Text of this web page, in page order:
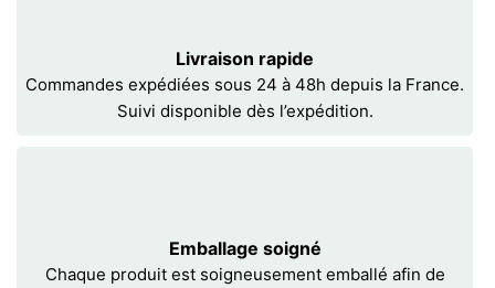
Livraison rapide
Commandes expédiées sous 24 à 48h depuis la France.
Suivi disponible dès l’expédition.
Emballage soigné
Chaque produit est soigneusement emballé afin de